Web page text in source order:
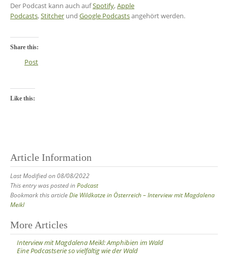
Der Podcast kann auch aufSpotify,Apple
Podcasts,Stitcher und Google Podcastsangehört werden.
Share this:
Post
Like this:
Article Information
Last Modified on 08/08/2022
This entry was posted inPodcast
Bookmark this articleDie Wildkatze in Österreich – Interview mit Magdalena
Meikl
Post
navigation
More Articles
Interview mit Magdalena Meikl: Amphibien im Wald
Eine Podcastserie so vielfältig wie der Wald